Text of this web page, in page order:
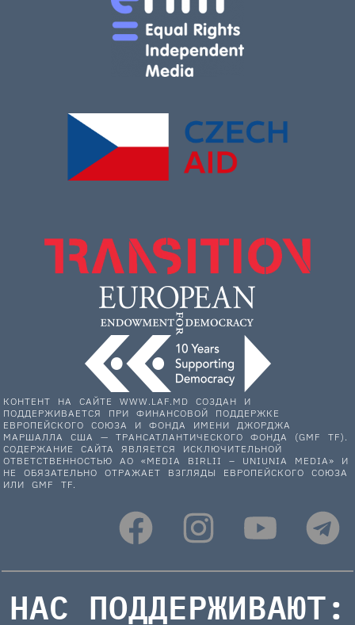
КОНТЕНТ НА САЙТЕ WWW.LAF.MD СОЗДАН И
ПОДДЕРЖИВАЕТСЯ ПРИ ФИНАНСОВОЙ ПОДДЕРЖКЕ
ЕВРОПЕЙСКОГО СОЮЗА И ФОНДА ИМЕНИ ДЖОРДЖА
МАРШАЛЛА США — ТРАНСАТЛАНТИЧЕСКОГО ФОНДА (GMF TF).
СОДЕРЖАНИЕ САЙТА ЯВЛЯЕТСЯ ИСКЛЮЧИТЕЛЬНОЙ
ОТВЕТСТВЕННОСТЬЮ АО «MEDIA BIRLII – UNIUNIA MEDIA» И
НЕ ОБЯЗАТЕЛЬНО ОТРАЖАЕТ ВЗГЛЯДЫ ЕВРОПЕЙСКОГО СОЮЗА
ИЛИ GMF TF.
НАС ПОДДЕРЖИВАЮТ: